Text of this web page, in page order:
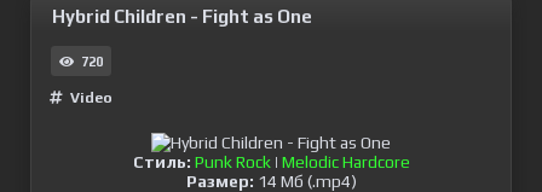
Hybrid Children - Fight as One
720
Video
Стиль: Punk Rock | Melodic Hardcore
Размер: 14 Мб (.mp4)